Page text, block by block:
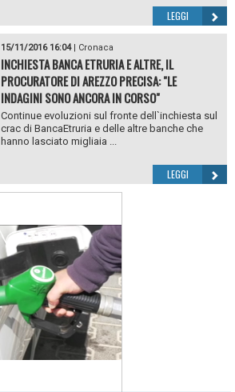
LEGGI
15/11/2016 16:04| Cronaca
INCHIESTA BANCA ETRURIA E ALTRE, IL
PROCURATORE DI AREZZO PRECISA: "LE
INDAGINI SONO ANCORA IN CORSO"
Continue evoluzioni sul fronte dell`inchiesta sul
crac di BancaEtruria e delle altre banche che
hanno lasciato migliaia ...
LEGGI